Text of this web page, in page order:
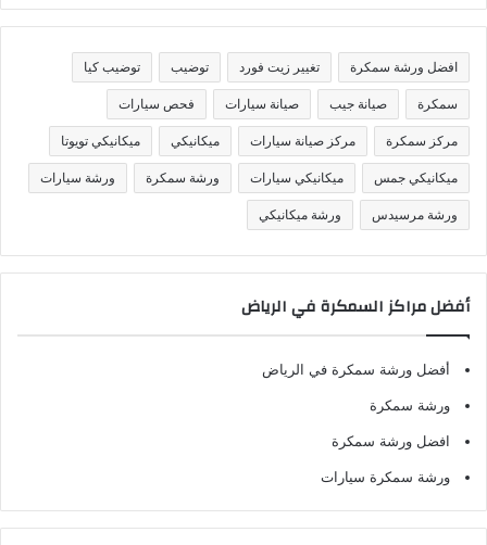
ن
ف
ا
افضل ورشة سمكرة تغيير زيت فورد توضيب توضيب كيا
سمكرة صيانة جيب صيانة سيارات فحص سيارات
مركز سمكرة مركز صيانة سيارات ميكانيكي ميكانيكي تويوتا
ميكانيكي جمس ميكانيكي سيارات ورشة سمكرة ورشة سيارات
ورشة مرسيدس ورشة ميكانيكي
أفضل مراكز السمكرة في الرياض
أفضل ورشة سمكرة في الرياض
ورشة سمكرة
افضل ورشة سمكرة
ورشة سمكرة سيارات